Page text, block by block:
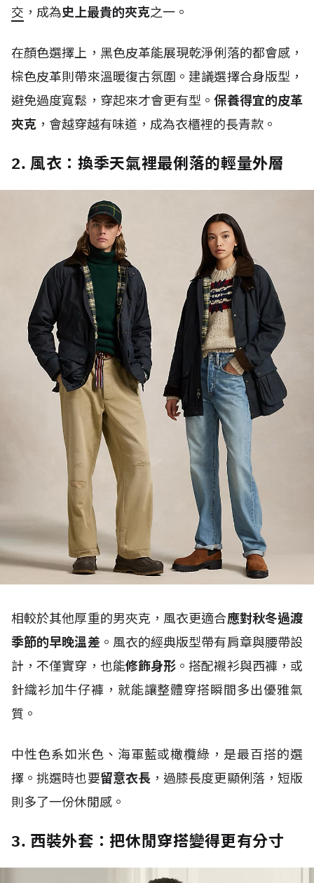
交 ，成為史上最貴的夾克之一。
在顏色選擇上，黑色皮革能展現乾淨俐落的都會感，
棕色皮革則帶來溫暖復古氛圍。建議選擇合身版型，
避免過度寬鬆，穿起來才會更有型。保養得宜的皮革
夾克 ，會越穿越有味道，成為衣櫃裡的長青款。
2. 風衣：換季天氣裡最俐落的輕量外層
相較於其他厚重的男夾克，風衣更適合應對秋冬過渡
季節的早晚溫差 。風衣的經典版型帶有肩章與腰帶設
計，不僅實穿，也能修飾身形 。搭配襯衫與西褲，或
針織衫加牛仔褲，就能讓整體穿搭瞬間多出優雅氣
質。
中性色系如米色、海軍藍或橄欖綠，是最百搭的選
擇。挑選時也要留意衣長 ，過膝長度更顯俐落，短版
則多了一份休閒感。
3. 西裝外套：把休閒穿搭變得更有分寸